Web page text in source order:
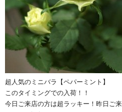
超人気のミニバラ【ペパーミント】
このタイミングでの入荷！！
今日ご来店の方は超ラッキー！昨日ご